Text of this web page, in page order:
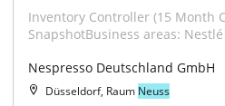
Inventory Controller (15 Month
SnapshotBusiness areas:
Nespresso Deutschland GmbH
Düsseldorf, Raum Neuss